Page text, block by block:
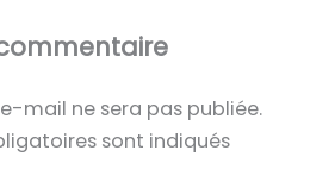
mail ne sera pas publiée.
sont indiqués